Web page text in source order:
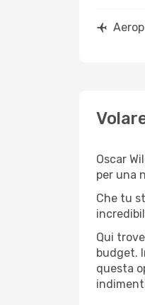
Oscar
per una
Che tu
Qui
budget.
questa